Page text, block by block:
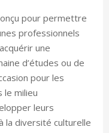
pour permettre
professionnels
une
d’études ou de
pour les
le milieu
leurs
la diversité culturelle